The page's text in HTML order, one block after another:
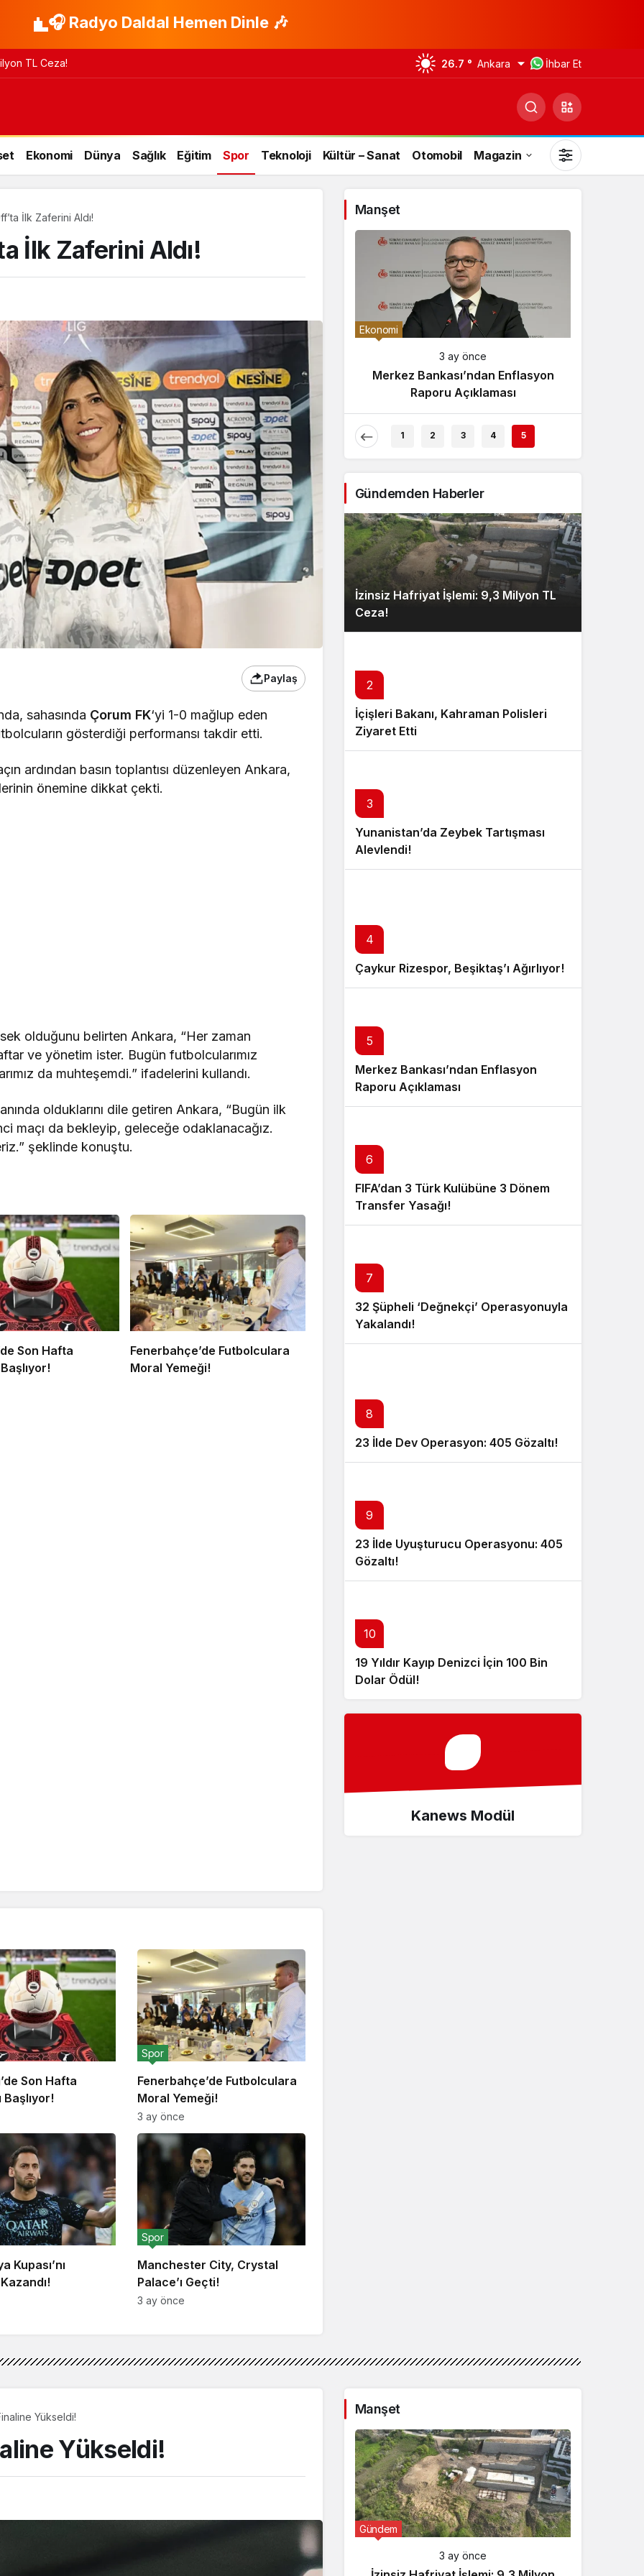
🎧 Radyo Daldal Hemen Dinle 🎶
TL Ceza! 26.7 ° Ankara İhbar Et
Ekonomi Dünya Sağlık Eğitim Spor Teknoloji Kültür – Sanat Otomobil Magazin
Gündüz Modu
Gündüz modunu seçin.
Gece Modu
Gece modunu seçin.
Sistem Modu
Sistem modunu seçin.
İlk Zaferini Aldı!
İlk Zaferini Aldı!
Paylaş
sahasında Çorum FK‘yi 1-0 mağlup eden
gösterdiği performansı takdir etti.
ardından basın toplantısı düzenleyen Ankara,
önemine dikkat çekti.
olduğunu belirten Ankara, “Her zaman
ve yönetim ister. Bugün futbolcularımız
da muhteşemdi.” ifadelerini kullandı.
olduklarını dile getiren Ankara, “Bugün ilk
maçı da bekleyip, geleceğe odaklanacağız.
şeklinde konuştu.
Son Hafta
Fenerbahçe’de Futbolculara
Moral Yemeği!
Son Hafta
Başlıyor!
Fenerbahçe’de Futbolculara
Moral Yemeği!
Spor
3 ay önce
Kupası’nı
Manchester City, Crystal
Palace’ı Geçti!
Spor
3 ay önce
Manşet
Tartışması
Son Dakika
3 ay önce
Çaykur Rizespor, Beşiktaş’ı
Ağırlıyor!
Ekonomi
3 ay önce
Merkez Bankası’ndan Enflasyon
Raporu Açıklaması
1 2 3 4 5
Gündemden Haberler
İzinsiz Hafriyat İşlemi: 9,3 Milyon TL
Ceza!
2
İçişleri Bakanı, Kahraman Polisleri
Ziyaret Etti
3
Yunanistan’da Zeybek Tartışması
Alevlendi!
4
Çaykur Rizespor, Beşiktaş’ı Ağırlıyor!
5
Merkez Bankası’ndan Enflasyon
Raporu Açıklaması
6
FIFA’dan 3 Türk Kulübüne 3 Dönem
Transfer Yasağı!
7
32 Şüpheli ‘Değnekçi’ Operasyonuyla
Yakalandı!
8
23 İlde Dev Operasyon: 405 Gözaltı!
9
23 İlde Uyuşturucu Operasyonu: 405
Gözaltı!
10
19 Yıldır Kayıp Denizci İçin 100 Bin
Dolar Ödül!
Kanews Modül
Yükseldi!
Yükseldi!
Manşet
Gündem
3 ay önce